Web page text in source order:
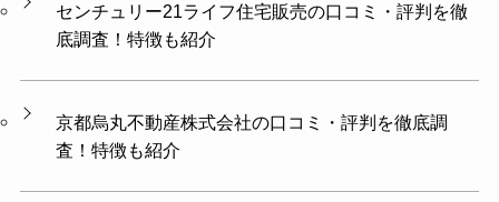
センチュリー21ライフ住宅販売の口コミ・評判を徹
底調査！特徴も紹介
京都烏丸不動産株式会社の口コミ・評判を徹底調
査！特徴も紹介